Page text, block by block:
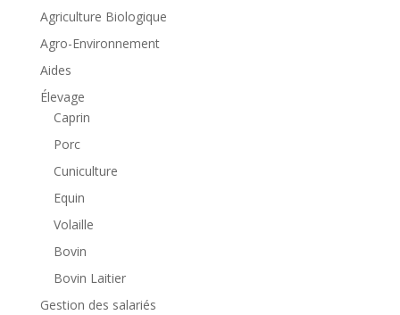
Agriculture Biologique
Agro-Environnement
Aides
Élevage
Caprin
Porc
Cuniculture
Equin
Volaille
Bovin
Bovin Laitier
Gestion des salariés